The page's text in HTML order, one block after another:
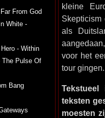
From God
White -
- Within
The Pulse Of
Bang
kleine
als
voor het
tour gingen.
teksten
moesten